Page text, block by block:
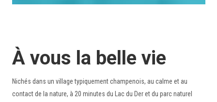
À vous la belle vie
Nichés dans un village typiquement champenois, au calme et au
contact de la nature, à 20 minutes du Lac du Der et du parc naturel